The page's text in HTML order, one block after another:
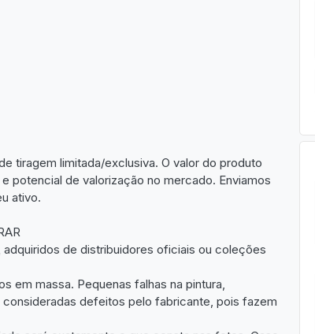
tiragem limitada/exclusiva. O valor do produto
de valorização no mercado. Enviamos
ativo.
adquiridos de distribuidores oficiais ou coleções
em massa. Pequenas falhas na pintura,
defeitos pelo fabricante, pois fazem